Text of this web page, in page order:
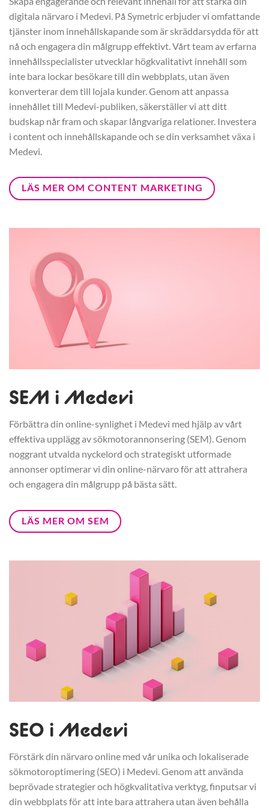
digitala närvaro i Medevi. På Symetric erbjuder vi omfattande
tjänster inom innehållskapande som är skräddarsydda för att
nå och engagera din målgrupp effektivt. Vårt team av erfarna
innehållsspecialister utvecklar högkvalitativt innehåll som
inte bara lockar besökare till din webbplats, utan även
konverterar dem till lojala kunder. Genom att anpassa
innehållet till Medevi-publiken, säkerställer vi att ditt
budskap når fram och skapar långvariga relationer. Investera
i content och innehållskapande och se din verksamhet växa i
Medevi.
LÄS MER OM CONTENT MARKETING
SEM i Medevi
Förbättra din online-synlighet i Medevi med hjälp av vårt
effektiva upplägg av sökmotorannonsering (SEM). Genom
noggrant utvalda nyckelord och strategiskt utformade
annonser optimerar vi din online-närvaro för att attrahera
och engagera din målgrupp på bästa sätt.
LÄS MER OM SEM
SEO i Medevi
Förstärk din närvaro online med vår unika och lokaliserade
sökmotoroptimering (SEO) i Medevi. Genom att använda
beprövade strategier och högkvalitativa verktyg, finputsar vi
din webbplats för att inte bara attrahera utan även behålla